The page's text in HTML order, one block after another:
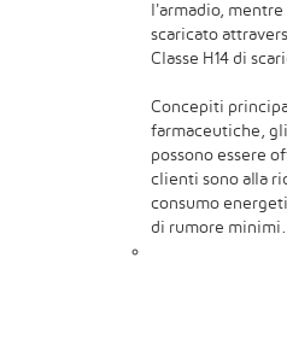
l'armadio,
scaricato
Classe H14 di
Concepiti
farmaceutiche,
possono essere
clienti sono alla
consumo
di rumore minimi.